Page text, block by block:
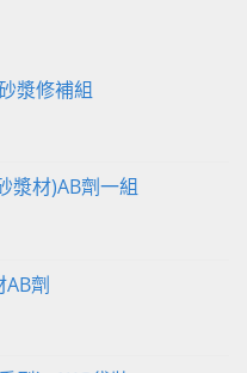
漿修補組
漿材)AB劑一組
劑